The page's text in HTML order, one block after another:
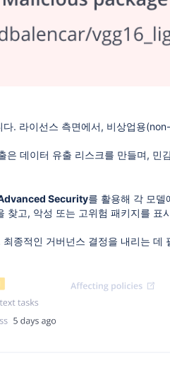
. 라이선스 측면에서, 비상업용
데이터 유출 리스크를 만들며,
Security를 활용해 각 모델
고, 악성 또는 고위험 패키지를
종적인 거버넌스 결정을 내리는